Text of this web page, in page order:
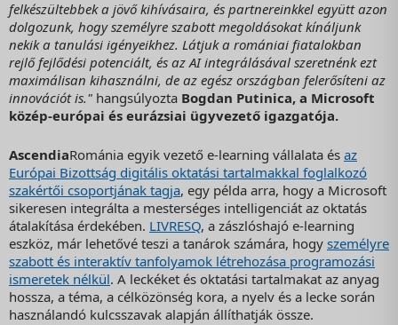
felkészültebbek a jövő kihívásaira, és partnereinkkel együtt azon
dolgozunk, hogy személyre szabott megoldásokat kínáljunk
nekik a tanulási igényeikhez. Látjuk a romániai fiatalokban
rejlő fejlődési potenciált, és az AI integrálásával szeretnénk ezt
maximálisan kihasználni, de az egész országban felerősíteni az
innovációt is." hangsúlyozta Bogdan Putinica, a Microsoft
közép-európai és eurázsiai ügyvezető igazgatója.
AscendiaRománia egyik vezető e-learning vállalata és az
Európai Bizottság digitális oktatási tartalmakkal foglalkozó
szakértői csoportjának tagja, egy példa arra, hogy a Microsoft
sikeresen integrálta a mesterséges intelligenciát az oktatás
átalakítása érdekében. LIVRESQ, a zászlóshajó e-learning
eszköz, már lehetővé teszi a tanárok számára, hogy személyre
szabott és interaktív tanfolyamok létrehozása programozási
ismeretek nélkül. A leckéket és oktatási tartalmakat az anyag
hossza, a téma, a célközönség kora, a nyelv és a lecke során
használandó kulcsszavak alapján állíthatják össze.